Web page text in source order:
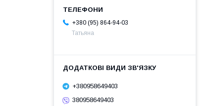
+380 (95) 864-94-03
Татьяна
+380958649403
380958649403